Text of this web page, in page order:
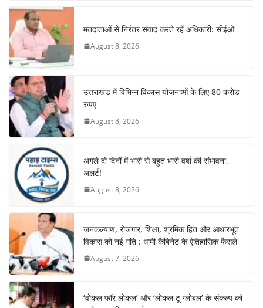
b
o
o
k
A
p
p
m n
मतदाताओं से निरंतर संवाद करते रहें अधिकारी: सीईओ
August 8, 2026
उत्तराखंड में विभिन्न विकास योजनाओं के लिए 80 करोड़
रुपए
August 8, 2026
अगले दो दिनों में भारी से बहुत भारी वर्षा की संभावना,
अलर्ट!
August 8, 2026
जनकल्याण, रोजगार, शिक्षा, श्रमिक हित और आधारभूत
विकास को नई गति : धामी कैबिनेट के ऐतिहासिक फैसले
August 7, 2026
‘वोकल फॉर लोकल’ और ‘लोकल टू ग्लोबल’ के संकल्प को